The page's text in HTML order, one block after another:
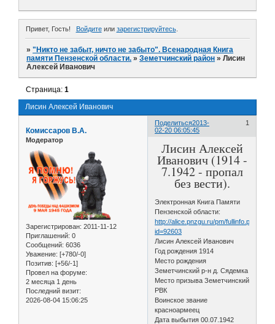
Привет, Гость! Войдитеили зарегистрируйтесь.
»"Никто не забыт, ничто не забыто". Всенародная Книга
памяти Пензенской области. »Земетчинский район »Лисин
Алексей Иванович
Лисин Алексей Иванович
Страница:1
Поделиться 1
2013-
02-20 06:05:45
Комиссаров В.А.
Модератор
Зарегистрирован: 2011-11-12
Приглашений: 0
Сообщений: 6036
Уважение: [+780/-0]
Позитив: [+56/-1]
Провел на форуме:
2 месяца 1 день
Последний визит:
2026-08-04 15:06:25
Лисин Алексей
Иванович (1914 -
7.1942 - пропал
без вести).
Электронная Книга Памяти
Пензенской области:
http://alice.pnzgu.ru/pm/fullinfo.php?
id=92603
Лисин Алексей Иванович
Год рождения 1914
Место рождения
Земетчинский р-н д. Сядемка
Место призыва Земетчинский
РВК
Воинское звание
красноармеец
Дата выбытия 00.07.1942